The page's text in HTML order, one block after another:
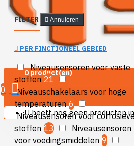
0 product(en)
0
U heeft nog geen producten
FILTER Annuleren
PER FINCTIONEEL GEBIED
Niveausensoren voor vaste
stoffen 21
Niveauschakelaars voor hoge
temperaturen 6
Niveausensoren voor corrosieve
stoffen 13
Niveausensoren
voor voedingsmiddelen 9